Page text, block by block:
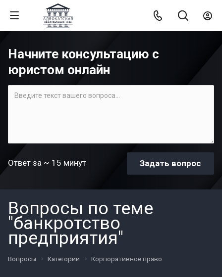
Начните консультацию с
юристом онлайн
Ответ за ~ 15 минут
Вопросы по теме
"банкротство
предприятия"
Вопросы Категории Корпоративное право